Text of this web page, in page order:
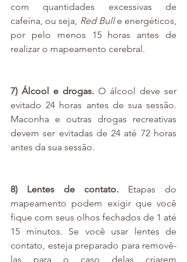
com quantidades excessivas de
cafeína, ou seja,
Red Bull e energéticos,
por pelo menos 15 horas antes de
realizar o mapeamento cerebral.
7) Álcool e drogas. O álcool deve ser
evitado 24 horas antes de sua sessão.
Maconha e outras drogas recreativas
devem ser evitadas de 24 até 72 horas
antes da sua sessão.
8) Lentes de contato. Etapas do
mapeamento podem exigir que você
fique com seus olhos fechados de 1 até
15 minutos. Se você usar lentes de
contato, esteja preparado para removê-
las para o caso delas criarem